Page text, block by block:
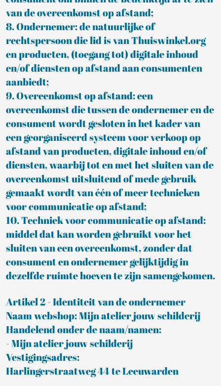
van de overeenkomst op afstand;
8. Ondernemer: de natuurlijke of
rechtspersoon die lid is van Thuiswinkel.org
en producten, (toegang tot) digitale inhoud
en/of diensten op afstand aan consumenten
aanbiedt;
9. Overeenkomst op afstand: een
overeenkomst die tussen de ondernemer en de
consument wordt gesloten in het kader van
een georganiseerd systeem voor verkoop op
afstand van producten, digitale inhoud en/of
diensten, waarbij tot en met het sluiten van de
overeenkomst uitsluitend of mede gebruik
gemaakt wordt van één of meer technieken
voor communicatie op afstand;
10. Techniek voor communicatie op afstand:
middel dat kan worden gebruikt voor het
sluiten van een overeenkomst, zonder dat
consument en ondernemer gelijktijdig in
dezelfde ruimte hoeven te zijn samengekomen.
Artikel 2 - Identiteit van de ondernemer
Naam webshop: Mijn atelier jouw schilderij
Handelend onder de naam/namen:
- Mijn atelier jouw schilderij
Vestigingsadres:
Harlingerstraatweg 44 te Leeuwarden